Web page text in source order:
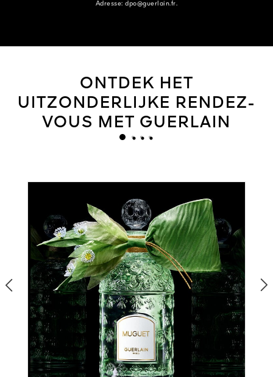
Adresse: dpo@guerlain.fr.
ONTDEK HET
UITZONDERLIJKE RENDEZ-
VOUS MET GUERLAIN